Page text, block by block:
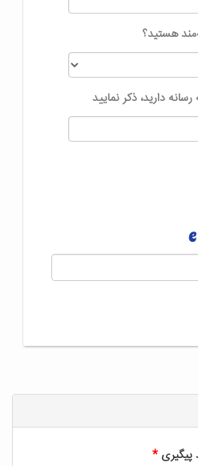
هستید؟
دارید، ذکر نمایید
پیگیری